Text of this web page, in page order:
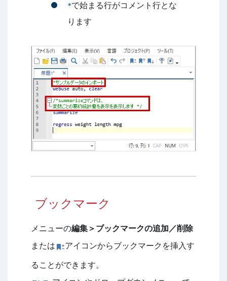
*で始まる行がコメント行とな
ります
ブックマーク
メニューの編集＞ブックマークの追加／削除
または
アイコンからブックマークを挿入す
ることができます。